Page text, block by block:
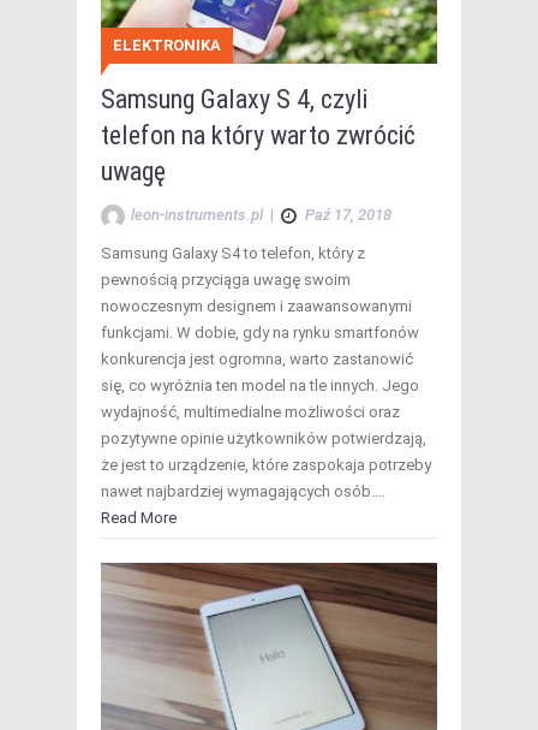
ELEKTRONIKA
Samsung Galaxy S 4, czyli
telefon na który warto zwrócić
uwagę
leon-instruments.pl | Paź 17, 2018
Samsung Galaxy S4 to telefon, który z
pewnością przyciąga uwagę swoim
nowoczesnym designem i zaawansowanymi
funkcjami. W dobie, gdy na rynku smartfonów
konkurencja jest ogromna, warto zastanowić
się, co wyróżnia ten model na tle innych. Jego
wydajność, multimedialne możliwości oraz
pozytywne opinie użytkowników potwierdzają,
że jest to urządzenie, które zaspokaja potrzeby
nawet najbardziej wymagających osób….
Read More